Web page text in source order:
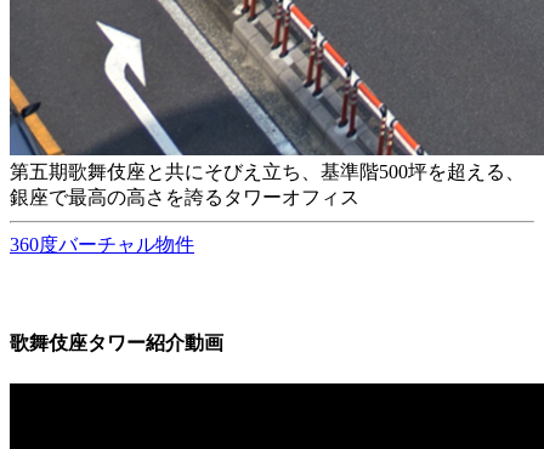
第五期歌舞伎座と共にそびえ立ち、基準階500坪を超える、
銀座で最高の高さを誇るタワーオフィス
360度バーチャル物件
歌舞伎座タワー紹介動画